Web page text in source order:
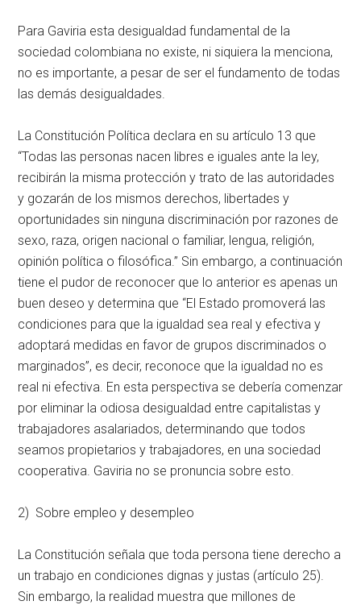
Para Gaviria esta desigualdad fundamental de la
sociedad colombiana no existe, ni siquiera la menciona,
no es importante, a pesar de ser el fundamento de todas
las demás desigualdades.
La Constitución Política declara en su artículo 13 que
“Todas las personas nacen libres e iguales ante la ley,
recibirán la misma protección y trato de las autoridades
y gozarán de los mismos derechos, libertades y
oportunidades sin ninguna discriminación por razones de
sexo, raza, origen nacional o familiar, lengua, religión,
opinión política o filosófica.” Sin embargo, a continuación
tiene el pudor de reconocer que lo anterior es apenas un
buen deseo y determina que “El Estado promoverá las
condiciones para que la igualdad sea real y efectiva y
adoptará medidas en favor de grupos discriminados o
marginados”, es decir, reconoce que la igualdad no es
real ni efectiva. En esta perspectiva se debería comenzar
por eliminar la odiosa desigualdad entre capitalistas y
trabajadores asalariados, determinando que todos
seamos propietarios y trabajadores, en una sociedad
cooperativa. Gaviria no se pronuncia sobre esto.
2) Sobre empleo y desempleo
La Constitución señala que toda persona tiene derecho a
un trabajo en condiciones dignas y justas (artículo 25).
Sin embargo, la realidad muestra que millones de